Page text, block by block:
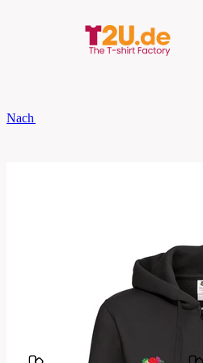
Nach dem Brand
Loom
62-
118-
Ihre Zufriedenheit ist